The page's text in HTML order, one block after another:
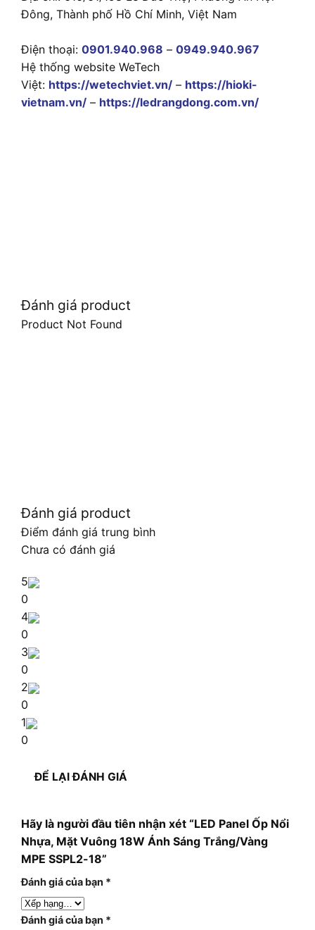
Đông, Thành phố Hồ Chí Minh, Việt Nam
Điện thoại: 0901.940.968 – 0949.940.967
Hệ thống website WeTech
Việt: https://wetechviet.vn/ – https://hioki-
vietnam.vn/ – https://ledrangdong.com.vn/
Đánh giá product
Product Not Found
Đánh giá product
Điểm đánh giá trung bình
Chưa có đánh giá
5
0
4
0
3
0
2
0
1
0
ĐỂ LẠI ĐÁNH GIÁ
Hãy là người đầu tiên nhận xét “LED Panel Ốp Nổi
Nhựa, Mặt Vuông 18W Ánh Sáng Trắng/Vàng
MPE SSPL2-18”
Đánh giá của bạn *
Đánh giá của bạn *